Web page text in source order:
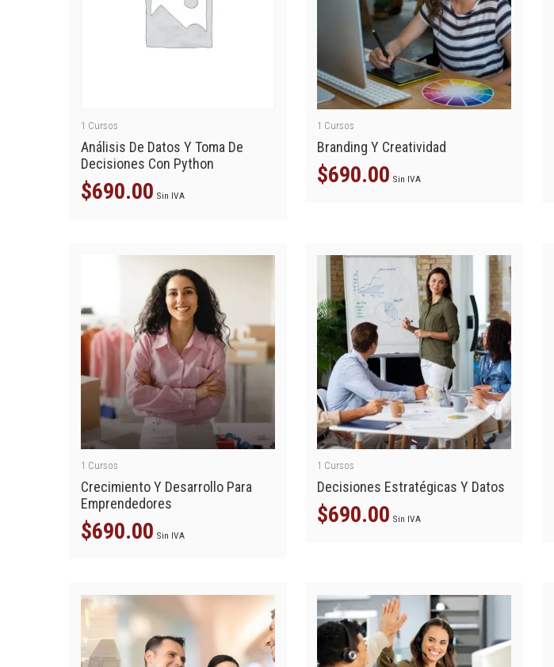
1 Cursos
Análisis De Datos Y Toma De
Decisiones Con Python
$690.00 Sin IVA
1 Cursos
Branding Y Creatividad
$690.00 Sin IVA
1 Cursos
Crecimiento Y Desarrollo Para
Emprendedores
$690.00 Sin IVA
1 Cursos
Decisiones Estratégicas Y Datos
$690.00 Sin IVA